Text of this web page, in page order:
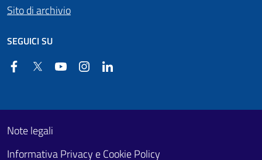
Sito di archivio
SEGUICI SU
FacebookTwitter YouTube Instagram
Footer First
Useful links section
Note legali
Informativa Privacy e Cookie Policy